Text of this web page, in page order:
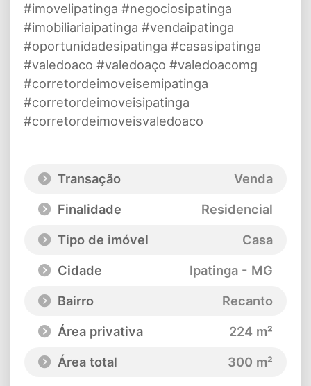
#imovelipatinga #negociosipatinga
#imobiliariaipatinga #vendaipatinga
#oportunidadesipatinga #casasipatinga
#valedoaco #valedoaço #valedoacomg
#corretordeimoveisemipatinga
#corretordeimoveisipatinga
#corretordeimoveisvaledoaco
Transação
Venda
Finalidade
Residencial
Tipo de imóvel
Casa
Cidade
Ipatinga - MG
Bairro
Recanto
Área privativa
224 m²
Área total
300 m²